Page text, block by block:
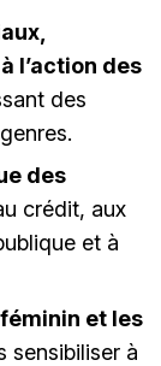
l’action des
des
des
crédit, aux
et à
et les
sensibiliser à